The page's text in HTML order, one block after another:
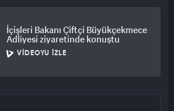
İçişleri Bakanı Çiftçi Büyükçekmece
Adliyesi ziyaretinde konuştu
VIDEOYU İZLE